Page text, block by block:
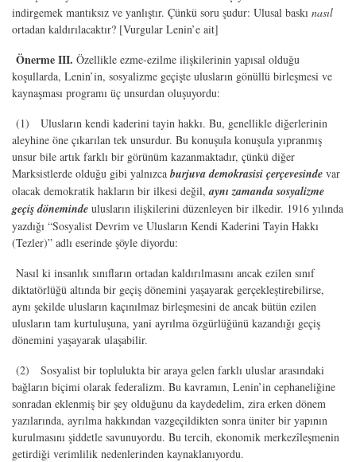
indirgemek mantıksız ve yanlıştır. Çünkü soru şudur: Ulusal baskı nasıl
ortadan kaldırılacaktır? [Vurgular Lenin’e ait]
Önerme III. Özellikle ezme-ezilme ilişkilerinin yapısal olduğu
koşullarda, Lenin’in, sosyalizme geçişte ulusların gönüllü birleşmesi ve
kaynaşması programı üç unsurdan oluşuyordu:
(1) Ulusların kendi kaderini tayin hakkı. Bu, genellikle diğerlerinin
aleyhine öne çıkarılan tek unsurdur. Bu konuşula konuşula yıpranmış
unsur bile artık farklı bir görünüm kazanmaktadır, çünkü diğer
Marksistlerde olduğu gibi yalnızca burjuva demokrasisi çerçevesinde var
olacak demokratik hakların bir ilkesi değil,aynı zamanda sosyalizme
geçiş döneminde ulusların ilişkilerini düzenleyen bir ilkedir. 1916 yılında
yazdığı “Sosyalist Devrim ve Ulusların Kendi Kaderini Tayin Hakkı
(Tezler)” adlı eserinde şöyle diyordu:
Nasıl ki insanlık sınıfların ortadan kaldırılmasını ancak ezilen sınıf
diktatörlüğü altında bir geçiş dönemini yaşayarak gerçekleştirebilirse,
aynı şekilde ulusların kaçınılmaz birleşmesini de ancak bütün ezilen
ulusların tam kurtuluşuna, yani ayrılma özgürlüğünü kazandığı geçiş
dönemini yaşayarak ulaşabilir.
(2) Sosyalist bir toplulukta bir araya gelen farklı uluslar arasındaki
bağların biçimi olarak federalizm. Bu kavramın, Lenin’in cephaneliğine
sonradan eklenmiş bir şey olduğunu da kaydedelim, zira erken dönem
yazılarında, ayrılma hakkından vazgeçildikten sonra üniter bir yapının
kurulmasını şiddetle savunuyordu. Bu tercih, ekonomik merkezîleşmenin
getirdiği verimlilik nedenlerinden kaynaklanıyordu.